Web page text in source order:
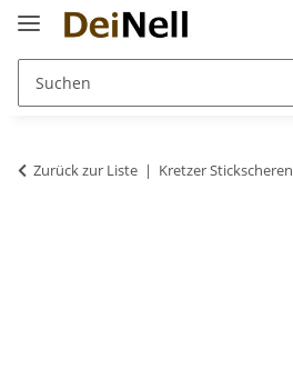
Zurück zur Liste Kretzer Stickscheren